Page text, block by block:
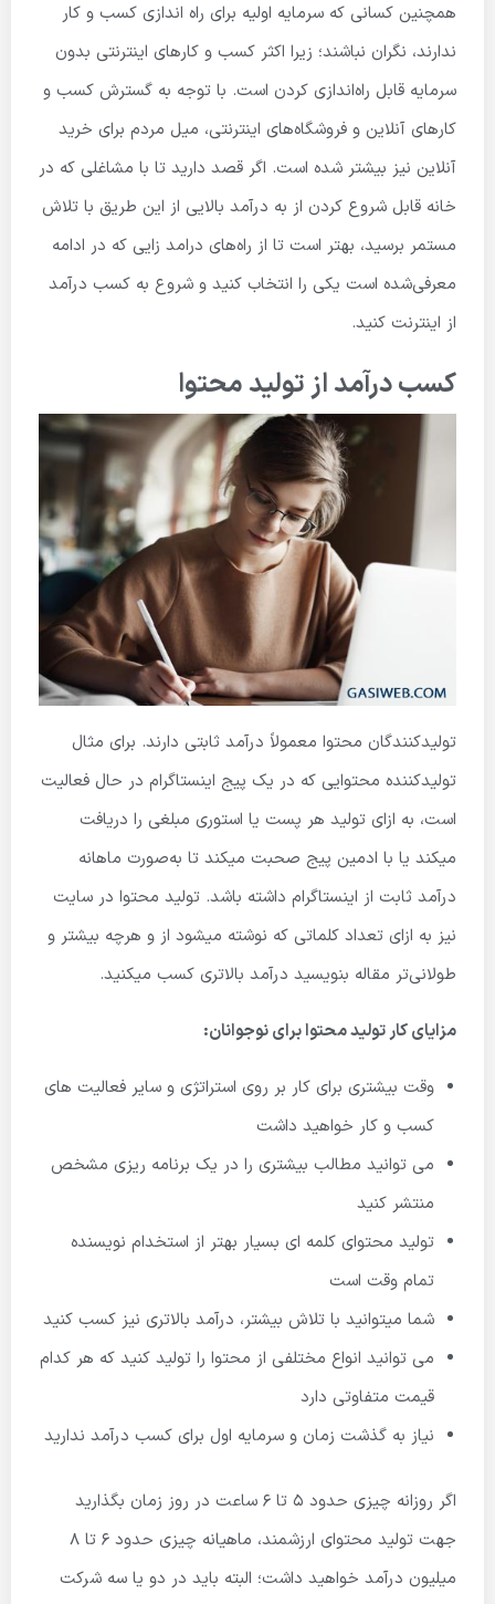
همچنین کسانی که سرمایه اولیه برای راه اندازی کسب و کار
ندارند، نگران نباشند؛ زیرا اکثر کسب و کارهای اینترنتی بدون
سرمایه قابل راه‌اندازی کردن است. با توجه به گسترش کسب و
کارهای آنلاین و فروشگاه‌های اینترنتی، میل مردم برای خرید
آنلاین نیز بیشتر شده است. اگر قصد دارید تا با مشاغلی که در
خانه قابل شروع کردن از به درآمد بالایی از این طریق با تلاش
مستمر برسید، بهتر است تا از راه‌های درامد زایی که در ادامه
معرفی‌شده است یکی را انتخاب کنید و شروع به کسب درآمد
از اینترنت کنید.
کسب درآمد از تولید محتوا
تولیدکنندگان محتوا معمولاً درآمد ثابتی دارند. برای مثال
تولیدکننده محتوایی که در یک پیج اینستاگرام در حال فعالیت
است، به ازای تولید هر پست یا استوری مبلغی را دریافت
میکند یا با ادمین پیج صحبت میکند تا به‌صورت ماهانه
درآمد ثابت از اینستاگرام داشته باشد. تولید محتوا در سایت
نیز به ازای تعداد کلماتی که نوشته میشود از و هرچه بیشتر و
طولانی‌تر مقاله بنویسید درآمد بالاتری کسب میکنید.
مزایای کار تولید محتوا برای نوجوانان:
وقت بیشتری برای کار بر روی استراتژی و سایر فعالیت های
کسب و کار خواهید داشت
می توانید مطالب بیشتری را در یک برنامه ریزی مشخص
منتشر کنید
تولید محتوای کلمه ای بسیار بهتر از استخدام نویسنده
تمام وقت است
شما میتوانید با تلاش بیشتر، درآمد بالاتری نیز کسب کنید
می توانید انواع مختلفی از محتوا را تولید کنید که هر کدام
قیمت متفاوتی دارد
نیاز به گذشت زمان و سرمایه اول برای کسب درآمد ندارید
اگر روزانه چیزی حدود ۵ تا ۶ ساعت در روز زمان بگذارید
جهت تولید محتوای ارزشمند، ماهیانه چیزی حدود ۶ تا ۸
میلیون درآمد خواهید داشت؛ البته باید در دو یا سه شرکت